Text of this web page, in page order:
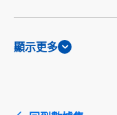
顯示更多